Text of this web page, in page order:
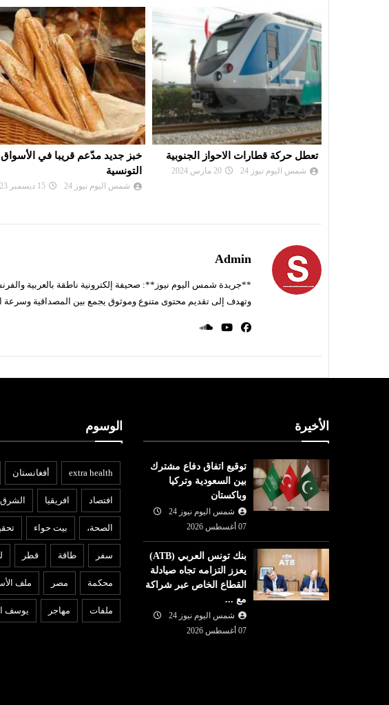
خبز جديد مدّعم قريبا في الأسواق
التونسية
مزيد من التالق ....
شمس اليوم نيوز 24
Admin
**جريدة شمس اليوم نيوز**: صحيفة إلكترونية ناطقة بالعربية
وتهدف إلى تقديم محتوى متنوع وموثوق يجمع بين المصداقية وسرعة
الأخيرة
توقيع اتفاق دفاع مشترك
بين السعودية وتركيا
وباكستان
شمس اليوم نيوز 24
07 أغسطس 2026
بنك تونس العربي (ATB)
يعزز التزامه تجاه صيادلة
القطاع الخاص عبر شراكة
مع ...
شمس اليوم نيوز 24
07 أغسطس 2026
الوسوم
extra health أفغانستان
افتصاد افريقيا
الصحة، بيت حواء
سفر طاقة قطر
محكمة مصر ملف
ملفات مهاجر يوسف